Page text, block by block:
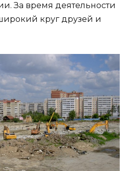
За время деятельности
круг друзей и